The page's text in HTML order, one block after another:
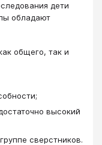
дети
обладают
общего, так и
высокий
сверстников.